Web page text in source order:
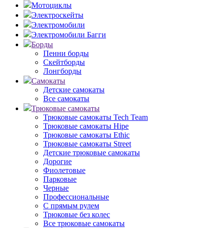
Мотоциклы
Электроскейты
Электромобили
Электромобили Багги
Борды
Пенни борды
Скейтборды
Лонгборды
Самокаты
Детские самокаты
Все самокаты
Трюковые самокаты
Трюковые самокаты Tech Team
Трюковые самокаты Hipe
Трюковые самокаты Ethic
Трюковые самокаты Street
Детские трюковые самокаты
Дорогие
Фиолетовые
Парковые
Черные
Профессиональные
С прямым рулем
Трюковые без колес
Все трюковые самокаты